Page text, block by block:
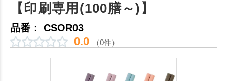
【印刷専用(100膳～)】
品番： CSOR03
0.0 （0件）